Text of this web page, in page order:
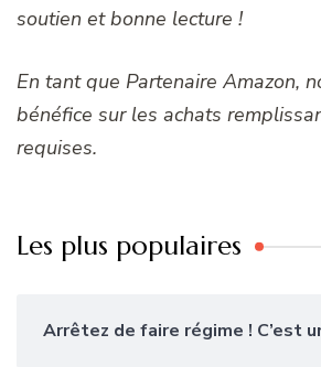
soutien et bonne lecture !
En tant que Partenaire Amazon,
bénéfice sur les achats
requises.
Les plus populaires
Arrêtez de faire régime ! C’est